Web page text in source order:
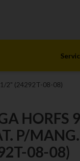
1/2" (24292T-08-08)
HORFS
P/
08-08)